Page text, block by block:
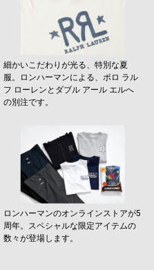
細かいこだわりが光る、特別な夏
服。ロンハーマンによる、ポロ ラル
フ ローレンとダブル アール エルへ
の別注です。
ロンハーマンのオンラインストアが5
周年。スペシャルな限定アイテムの
数々が登場します。